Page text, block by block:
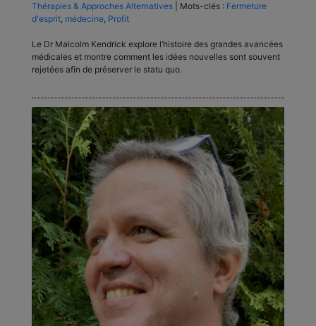
Thérapies & Approches Alternatives
Mots-clés : Fermeture
d'esprit, médecine, Profit
Le Dr Malcolm Kendrick explore l’histoire des grandes avancées
médicales et montre comment les idées nouvelles sont souvent
rejetées afin de préserver le statu quo.